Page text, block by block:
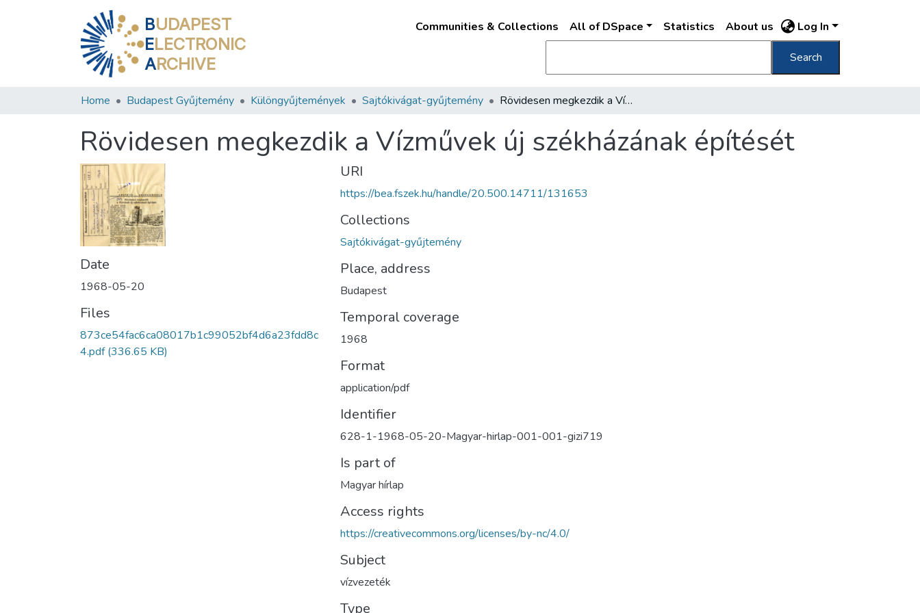
BUDAPEST
ELECTRONIC
ARCHIVE
Communities & Collections All of DSpace Statistics About us Log In
Search
Home Budapest Gyűjtemény Különgyűjtemények Sajtókivágat-gyűjtemény Rövidesen megkezdik a Vízművek új székházának építését
Rövidesen megkezdik a Vízművek új székházának építését
Date
1968-05-20
Files
873ce54fac6ca08017b1c99052bf4d6a23fdd8c
4.pdf(336.65 KB)
URI
https://bea.fszek.hu/handle/20.500.14711/131653
Collections
Sajtókivágat-gyűjtemény
Place, address
Budapest
Temporal coverage
1968
Format
application/pdf
Identifier
628-1-1968-05-20-Magyar-hirlap-001-001-gizi719
Is part of
Magyar hírlap
Access rights
https://creativecommons.org/licenses/by-nc/4.0/
Subject
vízvezeték
Type